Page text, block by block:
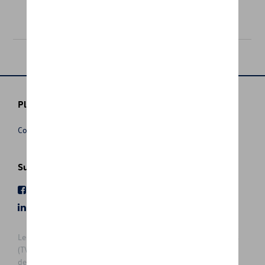
Plus d'informations
Conditions de vente
Suivez nous
Les prix affichés sur le présent site sont des prix recommandés
(TVAc), hors éventuels frais de montage. Pour connaitre le prix
de vente actuel et les éventuels frais de montage, veuillez